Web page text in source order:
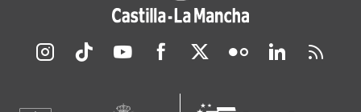
Redes sociales JCCM